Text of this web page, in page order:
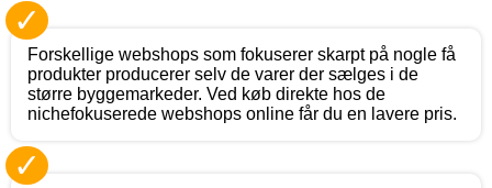
✓
Forskellige webshops som fokuserer skarpt på nogle få
produkter producerer selv de varer der sælges i de
større byggemarkeder. Ved køb direkte hos de
nichefokuserede webshops online får du en lavere pris.
✓